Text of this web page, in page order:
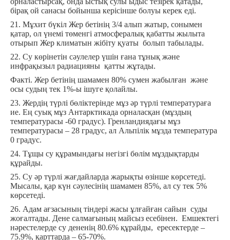
бірақ ой санасы бойынша керісінше болуы керек еді.
21. Мұхит бүкіл Жер бетінің 3/4 алып жатыр, сонымен
қатар, ол үнемі төменгі атмосфералық қабатты жылыта
отырып Жер климатын жібіту қуаты болып табылады.
22. Су көрінетін сәулелер үшін ғана тұнық және
инфрақызыл радиацияны қатты жұтады.
Факті. Жер бетінің шамамен 80% сумен жабылған және
осы судың тек 1%-ы ішуге қолайлы.
23. Жердің түрлі бөліктерінде мұз әр түрлі температураға
ие. Ең суық мұз Антарктикада орналасқан (мұздың
температурасы -60 градус). Гренландиядағы мұз
температурасы – 28 градус, ал Альпілік мұзда температура
0 градус.
24. Тұщы су құрамындағы негізгі бөлім мұздықтарды
құрайды.
25. Су әр түрлі жағдайларда жарықты өзінше көрсетеді.
Мысалы, қар күн сәулесінің шамамен 85%, ал су тек 5%
көрсетеді.
26. Адам ағзасының тіндері жасы ұлғайған сайын суды
жоғалтады. Дене салмағының майсыз есебінен. Емшектегі
нәрестелерде су дененің 80.6% құрайды, ересектерде –
75.9%, қарттарда – 65-70%.